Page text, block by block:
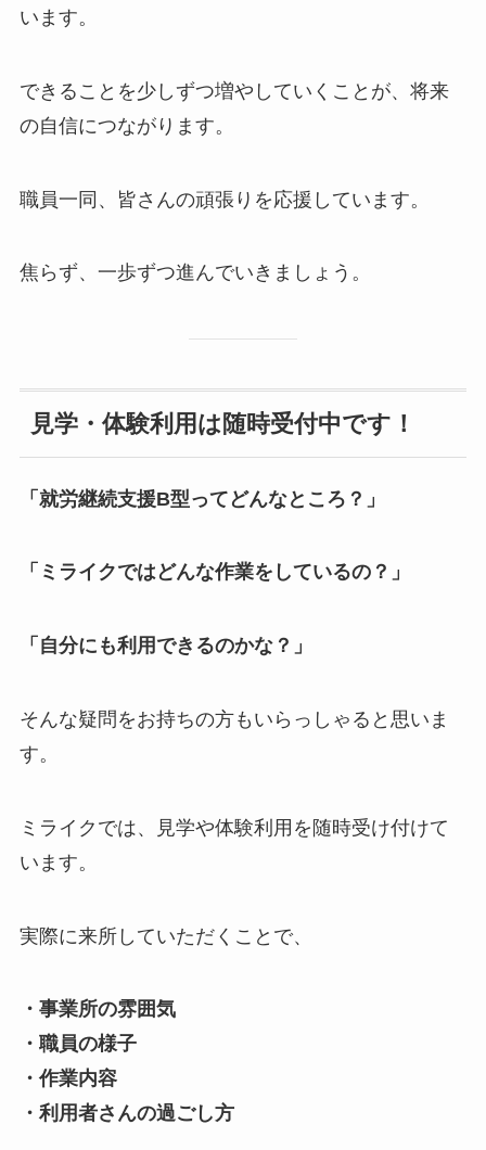
います。
できることを少しずつ増やしていくことが、将来
の自信につながります。
職員一同、皆さんの頑張りを応援しています。
焦らず、一歩ずつ進んでいきましょう。
見学・体験利用は随時受付中です！
「就労継続支援B型ってどんなところ？」
「ミライクではどんな作業をしているの？」
「自分にも利用できるのかな？」
そんな疑問をお持ちの方もいらっしゃると思いま
す。
ミライクでは、見学や体験利用を随時受け付けて
います。
実際に来所していただくことで、
・事業所の雰囲気
・職員の様子
・作業内容
・利用者さんの過ごし方